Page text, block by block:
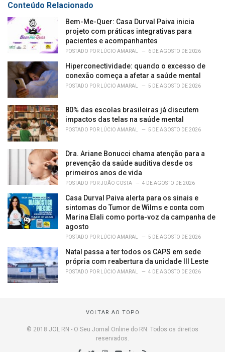
i
e
s
Conteúdo Relacionado
Bem-Me-Quer: Casa Durval Paiva inicia
projeto com práticas integrativas para
pacientes e acompanhantes
POSTADO POR LÚCIO AMARAL 6 DE AGOSTO DE 2026
Hiperconectividade: quando o excesso de
conexão começa a afetar a saúde mental
POSTADO POR LÚCIO AMARAL 5 DE AGOSTO DE 2026
80% das escolas brasileiras já discutem
impactos das telas na saúde mental
POSTADO POR LÚCIO AMARAL 5 DE AGOSTO DE 2026
Dra. Ariane Bonucci chama atenção para a
prevenção da saúde auditiva desde os
primeiros anos de vida
POSTADO PORJOÃO COSTA 4 DE AGOSTO DE 2026
Casa Durval Paiva alerta para os sinais e
sintomas do Tumor de Wilms e conta com
Marina Elali como porta-voz da campanha de
agosto
POSTADO POR LÚCIO AMARAL 5 DE AGOSTO DE 2026
Natal passa a ter todos os CAPS em sede
própria com reabertura da unidade III Leste
POSTADO POR LÚCIO AMARAL 4 DE AGOSTO DE 2026
VOLTAR AO TOPO
© 2018 JOL RN - O Seu Jornal Online do RN. Todos os direitos
reservados.